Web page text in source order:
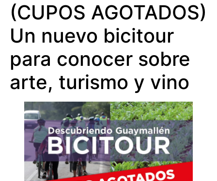
(CUPOS AGOTADOS)
Un nuevo bicitour
para conocer sobre
arte, turismo y vino